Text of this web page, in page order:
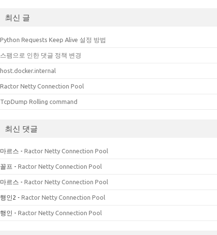
최신 글
Python Requests Keep Alive 설정 방법
스팸으로 인한 댓글 정책 변경
host.docker.internal
Ractor Netty Connection Pool
TcpDump Rolling command
최신 댓글
마르스 - Ractor Netty Connection Pool
꼴프 - Ractor Netty Connection Pool
마르스 - Ractor Netty Connection Pool
행인2 - Ractor Netty Connection Pool
행인 - Ractor Netty Connection Pool